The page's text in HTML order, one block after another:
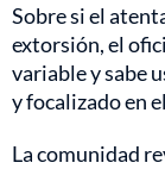
Sobre si el
extorsión, el
variable y sabe
y focalizado en
La comunidad